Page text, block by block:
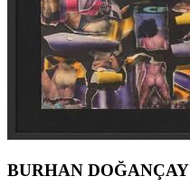
BURHAN DOĞANÇAY